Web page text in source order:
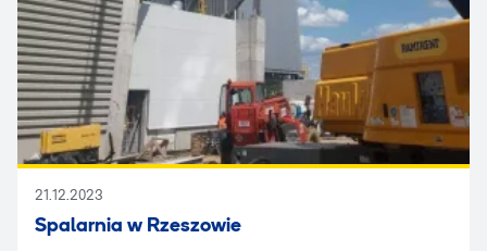
21.12.2023
Spalarnia w Rzeszowie